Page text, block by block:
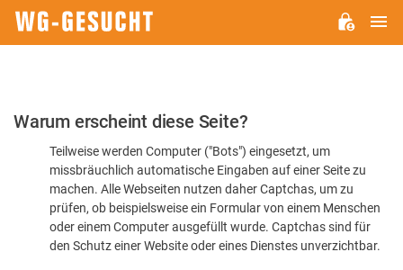
Bitte
dass
Warum erscheint diese Seite?
Teilweise werden Computer ("Bots") eingesetzt, um
missbräuchlich automatische Eingaben auf einer Seite zu
machen. Alle Webseiten nutzen daher Captchas, um zu
prüfen, ob beispielsweise ein Formular von einem Menschen
oder einem Computer ausgefüllt wurde. Captchas sind für
den Schutz einer Website oder eines Dienstes unverzichtbar.